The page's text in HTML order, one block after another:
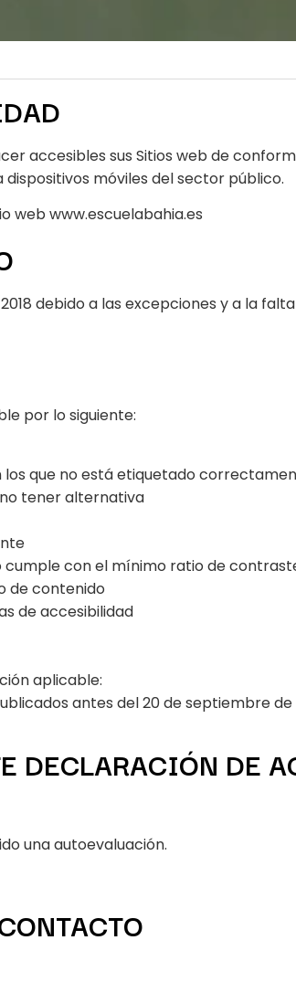
accesibles sus Sitios web de
móviles del sector público.
web www.escuelabahia.es
debido a las excepciones y a la
por lo siguiente:
los que no está etiquetado
tener alternativa
cumple con el mínimo ratio de
de contenido
de accesibilidad
aplicable:
antes del 20 de septiembre
DECLARACIÓN DE
una autoevaluación.